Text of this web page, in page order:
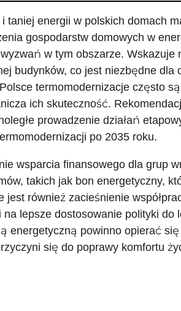
taniej energii w polskich domach
gospodarstw domowych w
w tym obszarze. Wskazuje
budynków, co jest niezbędne dla
termomodernizacje często
ich skuteczność.
prowadzenie działań
po 2035 roku.
wsparcia finansowego dla grup
takich jak bon energetyczny,
jest również zacieśnienie
lepsze dostosowanie polityki do
energetyczną powinno opierać
się do poprawy komfortu